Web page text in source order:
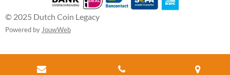
© 2025 Dutch Coin Legacy
Powered by JouwWeb